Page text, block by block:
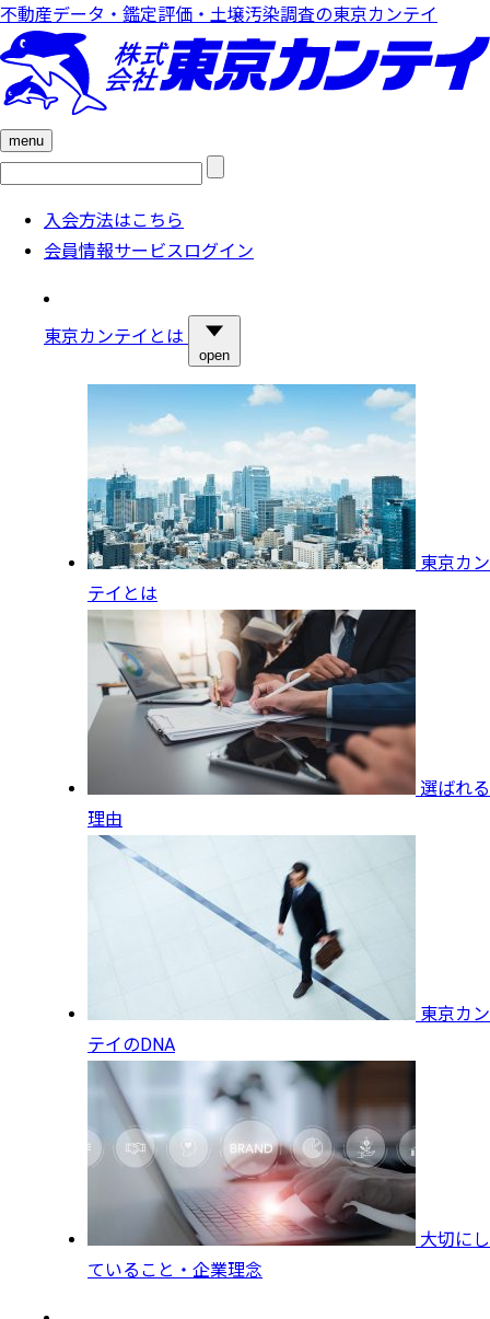
不動産データ・鑑定評価・土壌汚染調査の東京カンテイ
menu
検
入会方法はこちら
会員情報サービスログイン
東京カンテイとは
open
東京カン
テイとは
選ばれる
理由
東京カン
テイのDNA
大切にし
ていること・企業理念